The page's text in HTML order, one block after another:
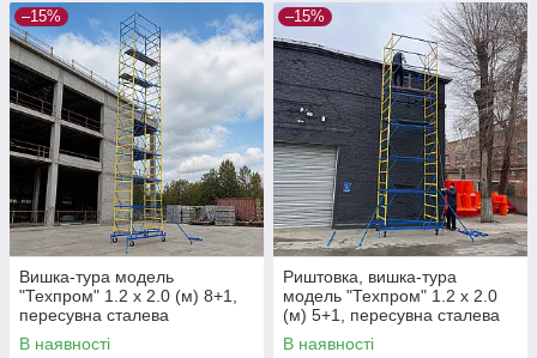
–15%
Вишка-тура модель
"Техпром" 1.2 х 2.0 (м) 8+1,
пересувна сталева
В наявності
–15%
Риштовка, вишка-тура
модель "Техпром" 1.2 х 2.0
(м) 5+1, пересувна сталева
В наявності